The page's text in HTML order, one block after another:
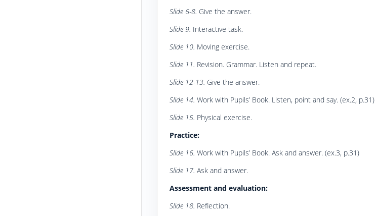
Slide 6-8. Give the answer.
Slide 9. Interactive task.
Slide 10. Moving exercise.
Slide 11. Revision. Grammar. Listen and repeat.
Slide 12-13. Give the answer.
Slide 14. Work with Pupils’ Book. Listen, point and say. (ex.2, p.31)
Slide 15. Physical exercise.
Practice:
Slide 16. Work with Pupils’ Book. Ask and answer. (ex.3, p.31)
Slide 17. Ask and answer.
Assessment and evaluation:
Slide 18. Reflection.